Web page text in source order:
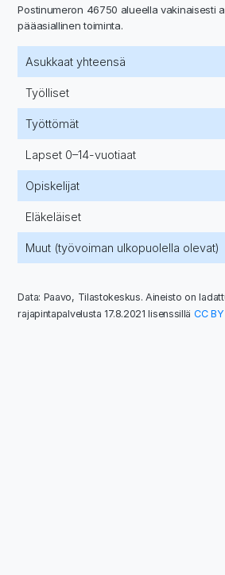
Postinumeron 46750 alueella vakinaisesti
pääasiallinen toiminta.
Asukkaat yhteensä
Työlliset
Työttömät
Lapset 0–14-vuotiaat
Opiskelijat
Eläkeläiset
Muut (työvoiman ulkopuolella olevat)
Data: Paavo, Tilastokeskus. Aineisto on
rajapintapalvelusta 17.8.2021 lisenssillä CC